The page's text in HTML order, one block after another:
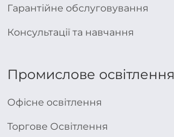
Гарантійне обслуговування
Консультації та навчання
Промислове освітлення
Офісне освітлення
Торгове Освітлення